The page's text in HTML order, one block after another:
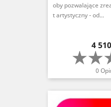
oby pozwalające
t artystyczny - od...
Cena
4
0